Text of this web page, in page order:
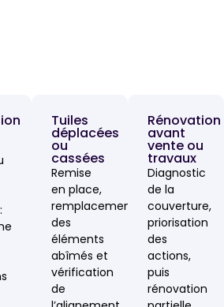
Tuiles
déplacées
ou
cassées
Remise
en place,
remplacement
des
éléments
abîmés et
vérification
de
Rénovation
avant
vente ou
travaux
Diagnostic
de la
couverture,
priorisation
des
actions,
puis
rénovation